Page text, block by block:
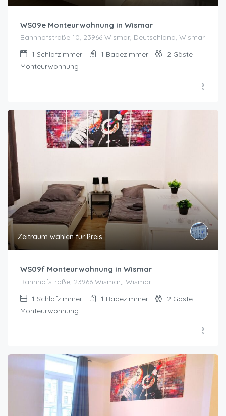
WS09e Monteurwohnung in Wismar
Bahnhofstraße 10, 23966 Wismar, Deutschland, Wismar
1 Schlafzimmer 1 Badezimmer 2 Gäste
Monteurwohnung
Zeitraum wählen für Preis
WS09f Monteurwohnung in Wismar
Bahnhofstraße, 23966 Wismar,, Wismar
1 Schlafzimmer 1 Badezimmer 2 Gäste
Monteurwohnung